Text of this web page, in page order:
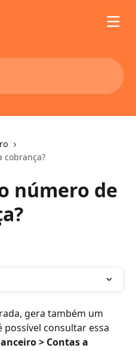
cobrança?
número de
gera também um
consultar essa
> Contas a